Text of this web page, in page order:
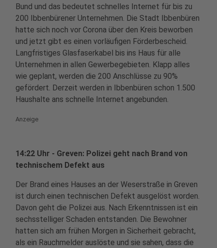
Bund und das bedeutet schnelles Internet für bis zu
200 Ibbenbürener Unternehmen. Die Stadt Ibbenbüren
hatte sich noch vor Corona über den Kreis beworben
und jetzt gibt es einen vorläufigen Förderbescheid.
Langfristiges Glasfaserkabel bis ins Haus für alle
Unternehmen in allen Gewerbegebieten. Klapp alles
wie geplant, werden die 200 Anschlüsse zu 90%
gefördert. Derzeit werden in Ibbenbüren schon 1.500
Haushalte ans schnelle Internet angebunden.
Anzeige
14:22 Uhr - Greven: Polizei geht nach Brand von
technischem Defekt aus
Der Brand eines Hauses an der Weserstraße in Greven
ist durch einen technischen Defekt ausgelöst worden.
Davon geht die Polizei aus. Nach Erkenntnissen ist ein
sechsstelliger Schaden entstanden. Die Bewohner
hatten sich am frühen Morgen in Sicherheit gebracht,
als ein Rauchmelder auslöste und sie sahen, dass die